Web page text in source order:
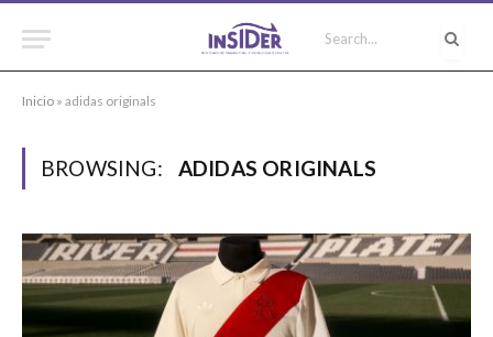
Inicio » adidas originals
BROWSING: ADIDAS ORIGINALS